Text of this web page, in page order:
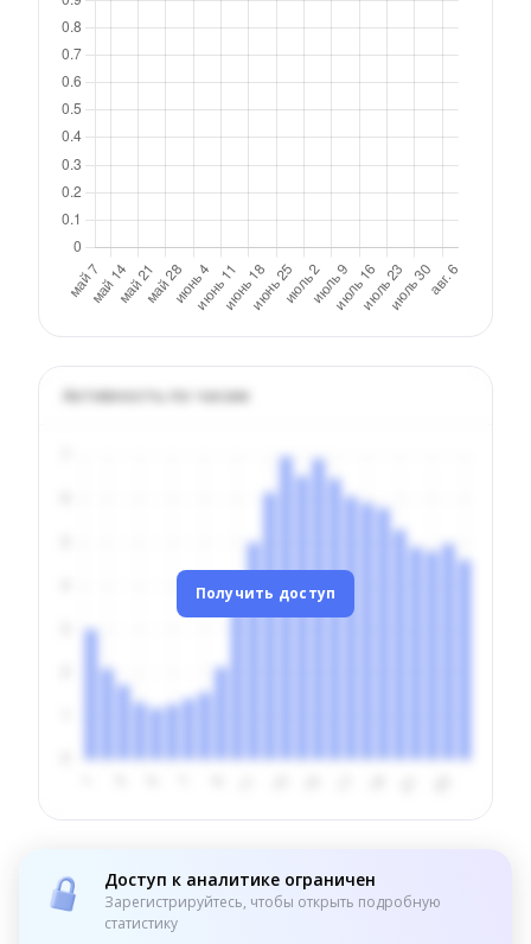
Активность по часам
Получить доступ
Доступ к аналитике ограничен
Зарегистрируйтесь, чтобы открыть подробную
статистику